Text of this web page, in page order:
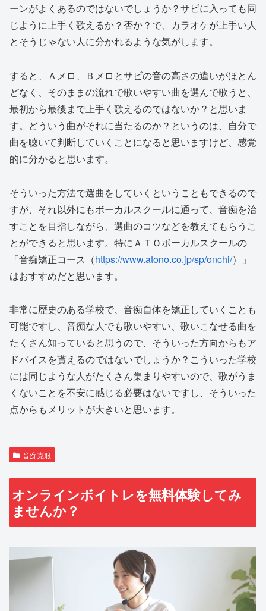
ーンがよくあるのではないでしょうか？サビに入っても同
じように上手く歌えるか？否か？で、カラオケが上手い人
とそうじゃない人に分かれるような気がします。
すると、Ａメロ、Ｂメロとサビの音の高さの違いがほとん
どなく、そのままの流れで歌いやすい曲を選んで歌うと、
最初から最後まで上手く歌えるのではないか？と思いま
す。どういう曲がそれに当たるのか？というのは、自分で
曲を聴いて判断していくことになると思いますけど、感覚
的に分かると思います。
そういった方法で選曲をしていくということもできるので
すが、それ以外にもボーカルスクールに通って、音痴を治
すことを目指しながら、選曲のコツなどを教えてもらうこ
とができると思います。特にＡＴＯボーカルスクールの
「音痴矯正コース（https://www.atono.co.jp/sp/onchi/）」
はおすすめだと思います。
非常に歴史のある学校で、音痴自体を矯正していくことも
可能ですし、音痴な人でも歌いやすい、歌いこなせる曲を
たくさん知っていると思うので、そういった方向からもア
ドバイスを貰えるのではないでしょうか？こういった学校
には同じような人がたくさん集まりやすいので、歌がうま
くないことを不安に感じる必要はないですし、そういった
点からもメリットが大きいと思います。
音痴克服
オンラインボイトレを無料体験してみ
ませんか？